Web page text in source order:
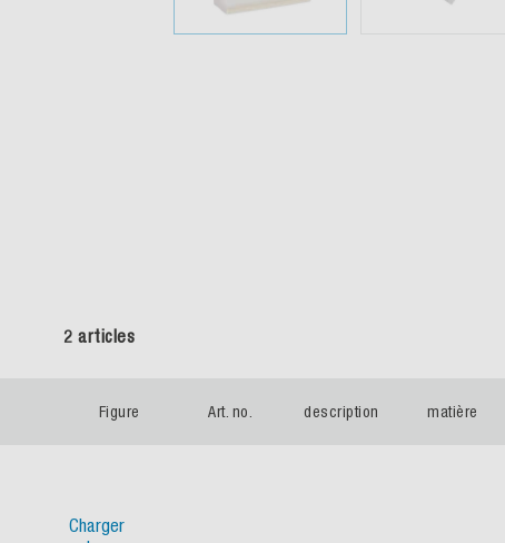
2 articles
Figure Art. no. description matière
Charger